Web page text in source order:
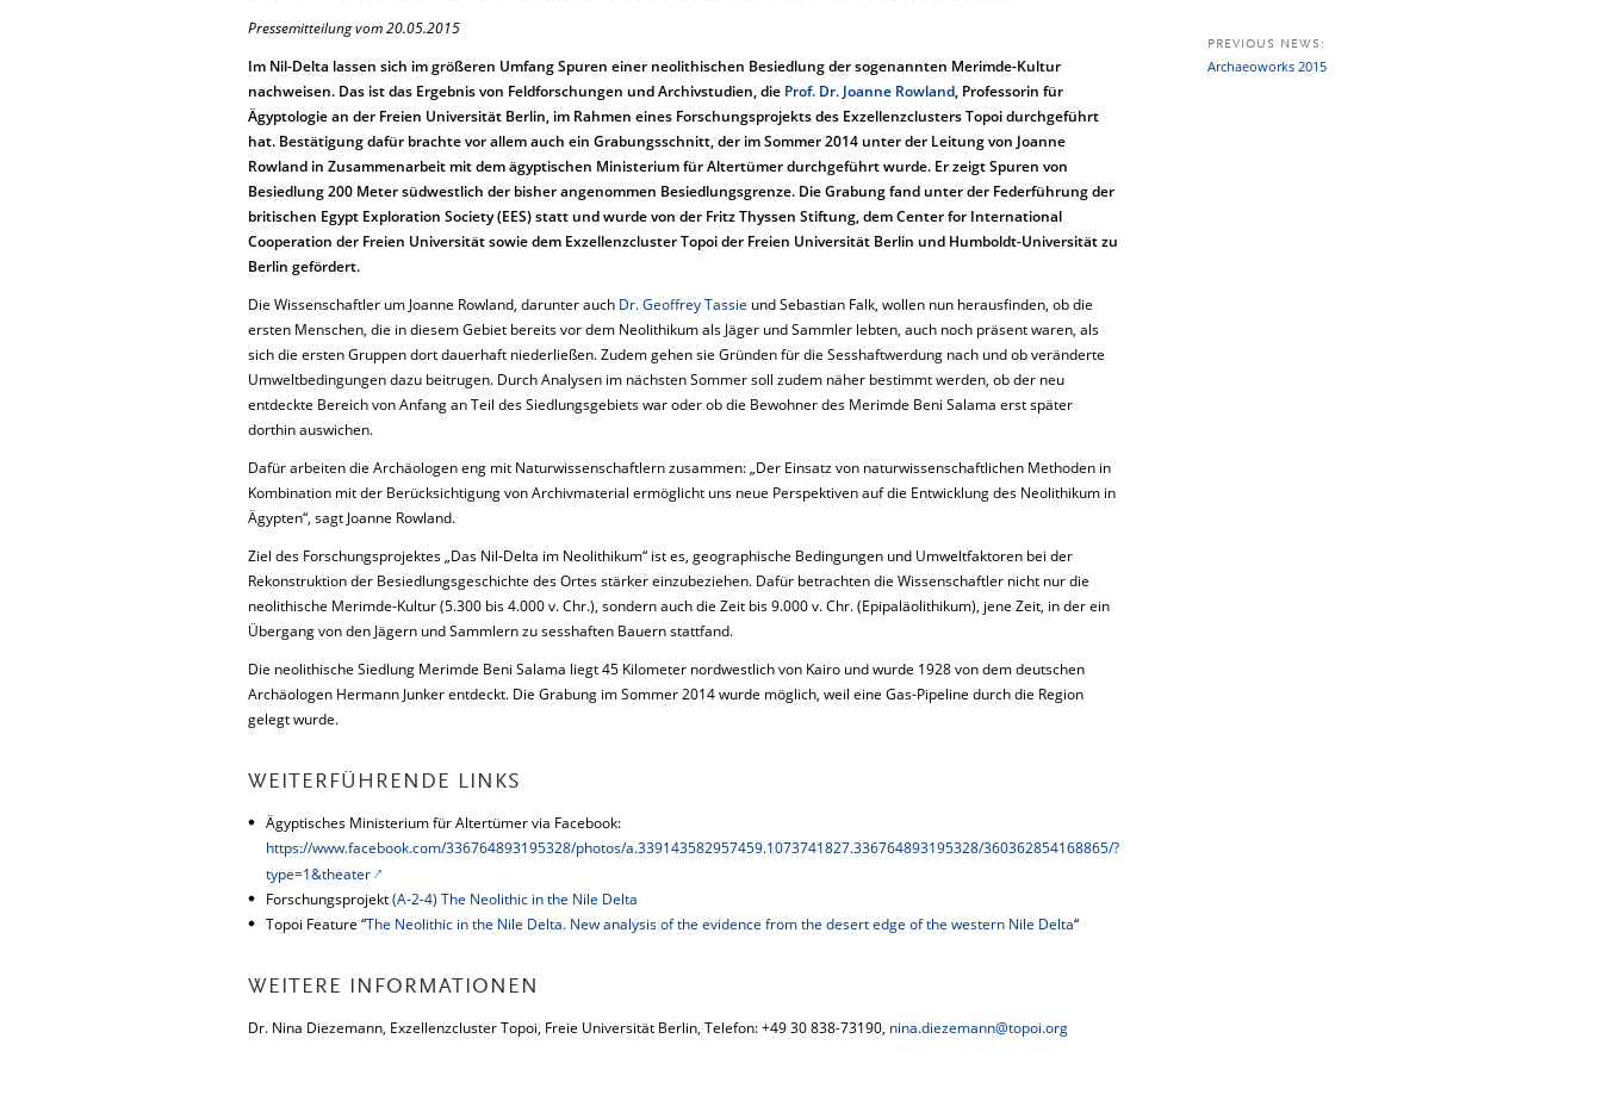
Pressemitteilung vom 20.05.2015
Im Nil-Delta lassen sich im größeren Umfang Spuren einer neolithischen Besiedlung der sogenannten Merimde-Kultur
nachweisen. Das ist das Ergebnis von Feldforschungen und Archivstudien, die Prof. Dr. Joanne Rowland, Professorin für
Ägyptologie an der Freien Universität Berlin, im Rahmen eines Forschungsprojekts des Exzellenzclusters Topoi durchgeführt
hat. Bestätigung dafür brachte vor allem auch ein Grabungsschnitt, der im Sommer 2014 unter der Leitung von Joanne
Rowland in Zusammenarbeit mit dem ägyptischen Ministerium für Altertümer durchgeführt wurde. Er zeigt Spuren von
Besiedlung 200 Meter südwestlich der bisher angenommen Besiedlungsgrenze. Die Grabung fand unter der Federführung der
britischen Egypt Exploration Society (EES) statt und wurde von der Fritz Thyssen Stiftung, dem Center for International
Cooperation der Freien Universität sowie dem Exzellenzcluster Topoi der Freien Universität Berlin und Humboldt-Universität zu
Berlin gefördert.
Die Wissenschaftler um Joanne Rowland, darunter auch Dr. Geoffrey Tassie und Sebastian Falk, wollen nun herausfinden, ob die
ersten Menschen, die in diesem Gebiet bereits vor dem Neolithikum als Jäger und Sammler lebten, auch noch präsent waren, als
sich die ersten Gruppen dort dauerhaft niederließen. Zudem gehen sie Gründen für die Sesshaftwerdung nach und ob veränderte
Umweltbedingungen dazu beitrugen. Durch Analysen im nächsten Sommer soll zudem näher bestimmt werden, ob der neu
entdeckte Bereich von Anfang an Teil des Siedlungsgebiets war oder ob die Bewohner des Merimde Beni Salama erst später
dorthin auswichen.
Dafür arbeiten die Archäologen eng mit Naturwissenschaftlern zusammen: „Der Einsatz von naturwissenschaftlichen Methoden in
Kombination mit der Berücksichtigung von Archivmaterial ermöglicht uns neue Perspektiven auf die Entwicklung des Neolithikum in
Ägypten“, sagt Joanne Rowland.
Ziel des Forschungsprojektes „Das Nil-Delta im Neolithikum“ ist es, geographische Bedingungen und Umweltfaktoren bei der
Rekonstruktion der Besiedlungsgeschichte des Ortes stärker einzubeziehen. Dafür betrachten die Wissenschaftler nicht nur die
neolithische Merimde-Kultur (5.300 bis 4.000 v. Chr.), sondern auch die Zeit bis 9.000 v. Chr. (Epipaläolithikum), jene Zeit, in der ein
Übergang von den Jägern und Sammlern zu sesshaften Bauern stattfand.
Die neolithische Siedlung Merimde Beni Salama liegt 45 Kilometer nordwestlich von Kairo und wurde 1928 von dem deutschen
Archäologen Hermann Junker entdeckt. Die Grabung im Sommer 2014 wurde möglich, weil eine Gas-Pipeline durch die Region
gelegt wurde.
WEITERFÜHRENDE LINKS
Ägyptisches Ministerium für Altertümer via Facebook:
https://www.facebook.com/336764893195328/photos/a.339143582957459.1073741827.336764893195328/360362854168865/?
type=1&theater
Forschungsprojekt(A-2-4) The Neolithic in the Nile Delta
Topoi Feature “The Neolithic in the Nile Delta. New analysis of the evidence from the desert edge of the western Nile Delta“
WEITERE INFORMATIONEN
Dr. Nina Diezemann, Exzellenzcluster Topoi, Freie Universität Berlin, Telefon: +49 30 838-73190, nina.diezemann@topoi.org
PREVIOUS NEWS:
Archaeoworks 2015